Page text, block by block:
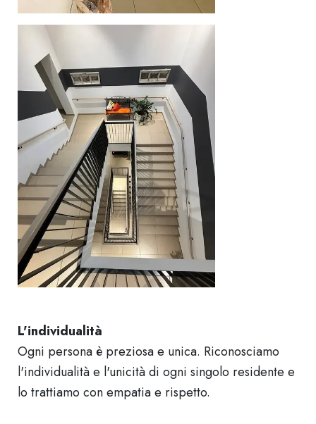
L'individualità
Ogni persona è preziosa e unica. Riconosciamo
l'individualità e l'unicità di ogni singolo residente e
lo trattiamo con empatia e rispetto.